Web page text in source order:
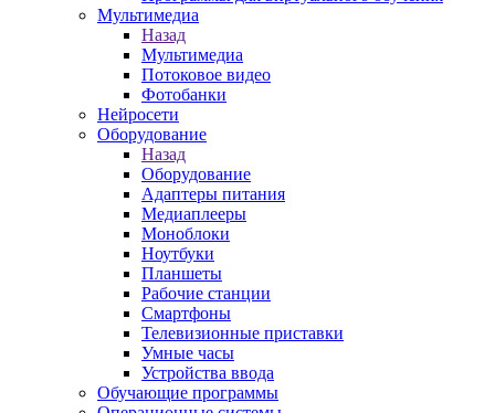
Мультимедиа
Назад
Мультимедиа
Потоковое видео
Фотобанки
Нейросети
Оборудование
Назад
Оборудование
Адаптеры питания
Медиаплееры
Моноблоки
Ноутбуки
Планшеты
Рабочие станции
Смартфоны
Телевизионные приставки
Умные часы
Устройства ввода
Обучающие программы